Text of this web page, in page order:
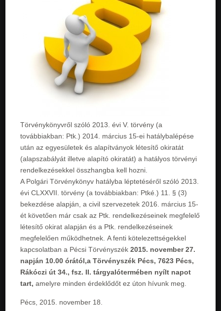
Törvénykönyvről szóló 2013. évi V. törvény (a
továbbiakban: Ptk.) 2014. március 15-ei hatálybalépése
után az egyesületek és alapítványok létesítő okiratát
(alapszabályát illetve alapító okiratát) a hatályos törvényi
rendelkezésekkel összhangba kell hozni.
A Polgári Törvénykönyv hatályba léptetéséről szóló 2013.
évi CLXXVII. törvény (a továbbiakban: Ptké.) 11. § (3)
bekezdése alapján, a civil szervezetek 2016. március 15-
ét követően már csak az Ptk. rendelkezéseinek megfelelő
létesítő okirat alapján és a Ptk. rendelkezéseinek
megfelelően működhetnek. A fenti kötelezettségekkel
kapcsolatban a Pécsi Törvényszék 2015. november 27.
napján 10.00 órától,a Törvényszék Pécs, 7623 Pécs,
Rákóczi út 34., fsz. II. tárgyalótermében nyílt napot
tart,amelyre minden érdeklődőt ez úton hívunk meg.
Pécs, 2015. november 18.